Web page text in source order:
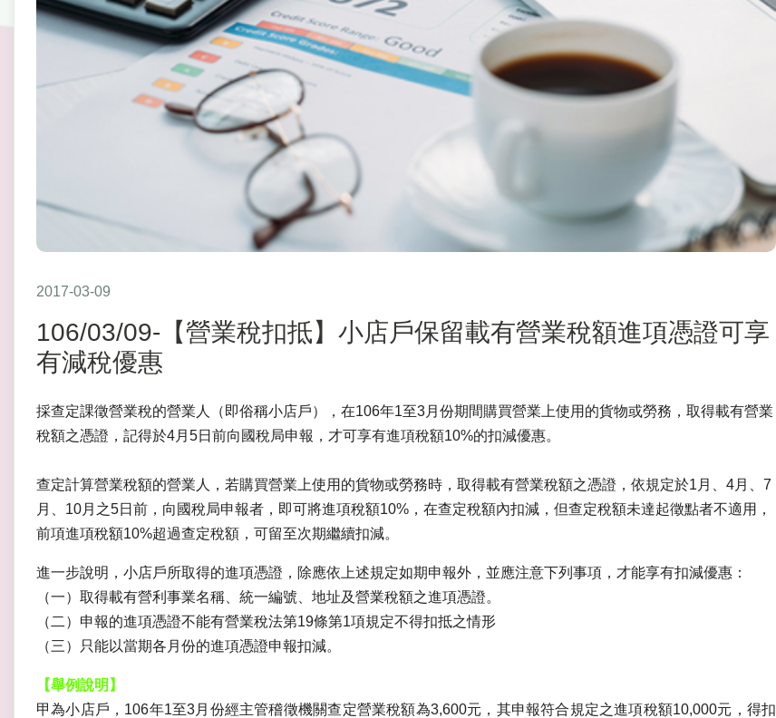
2017-03-09
106/03/09-【營業稅扣抵】小店戶保留載有營業稅額進項憑證可享
有減稅優惠
採查定課徵營業稅的營業人（即俗稱小店戶），在106年1至3月份期間購買營業上使用的貨物或勞務，取得載有營業
稅額之憑證，記得於4月5日前向國稅局申報，才可享有進項稅額10%的扣減優惠。
查定計算營業稅額的營業人，若購買營業上使用的貨物或勞務時，取得載有營業稅額之憑證，依規定於1月、4月、7
月、10月之5日前，向國稅局申報者，即可將進項稅額10%，在查定稅額內扣減，但查定稅額未達起徵點者不適用，
前項進項稅額10%超過查定稅額，可留至次期繼續扣減。
進一步說明，小店戶所取得的進項憑證，除應依上述規定如期申報外，並應注意下列事項，才能享有扣減優惠：
（一）取得載有營利事業名稱、統一編號、地址及營業稅額之進項憑證。
（二）申報的進項憑證不能有營業稅法第19條第1項規定不得扣抵之情形
（三）只能以當期各月份的進項憑證申報扣減。
【舉例說明】
甲為小店戶，106年1至3月份經主管稽徵機關查定營業稅額為3,600元，其申報符合規定之進項稅額10,000元，得扣